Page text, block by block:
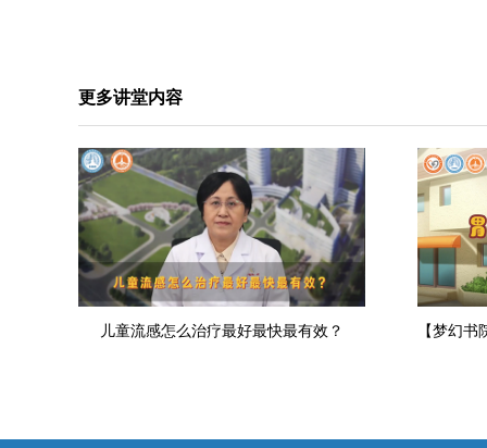
更多讲堂内容
儿童流感怎么治疗最好最快最有效？